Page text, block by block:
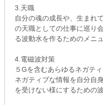
3.天職
自分の魂の成長や、生まれ
の天職としての仕事に巡り
る波動水を作るためのメニュ
4.電磁波対策
５Gを含むあらゆるネガテ
ネガティブな情報を自分自
を受けない様にするための